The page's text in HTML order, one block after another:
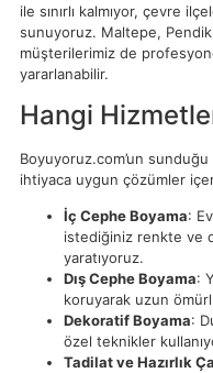
ile sınırlı kalmıyor, çevre
sunuyoruz. Maltepe,
müşterilerimiz de
yararlanabilir.
Hangi
Boyuyoruz.com’un
ihtiyaca uygun çözümler
İç Cephe Boyama:
istediğiniz renkte ve
yaratıyoruz.
Dış Cephe Boyama:
koruyarak uzun
Dekoratif Boyama:
özel teknikler
Tadilat ve Hazırlık